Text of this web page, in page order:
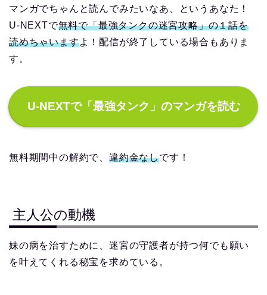
マンガでちゃんと読んでみたいなあ、というあなた！
U-NEXTで無料で「最強タンクの迷宮攻略」の１話を
読めちゃいますよ！配信が終了している場合もありま
す。
U-NEXTで「最強タンク」のマンガを読む
無料期間中の解約で、 違約金なしです！
主人公の動機
妹の病を治すために、迷宮の守護者が持つ何でも願い
を叶えてくれる秘宝を求めている。